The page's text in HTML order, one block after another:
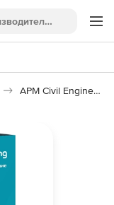
APM Civil Engineering